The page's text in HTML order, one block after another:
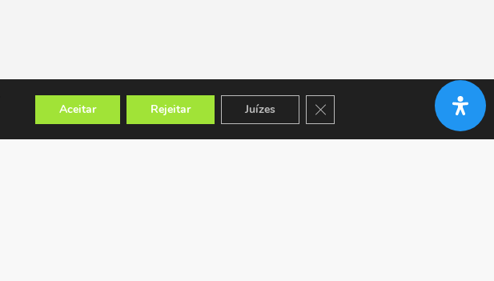
Aceitar Rejeitar Juízes Close GDPR Cookie Banner